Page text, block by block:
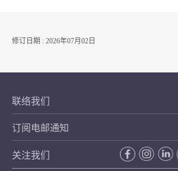
修订日期 : 2026年07月02日
联络我们
订阅电邮通知
关注我们